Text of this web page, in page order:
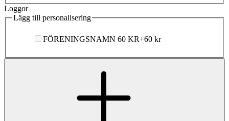
Loggor
Lägg till personalisering
FÖRENINGSNAMN 60 KR+60 kr